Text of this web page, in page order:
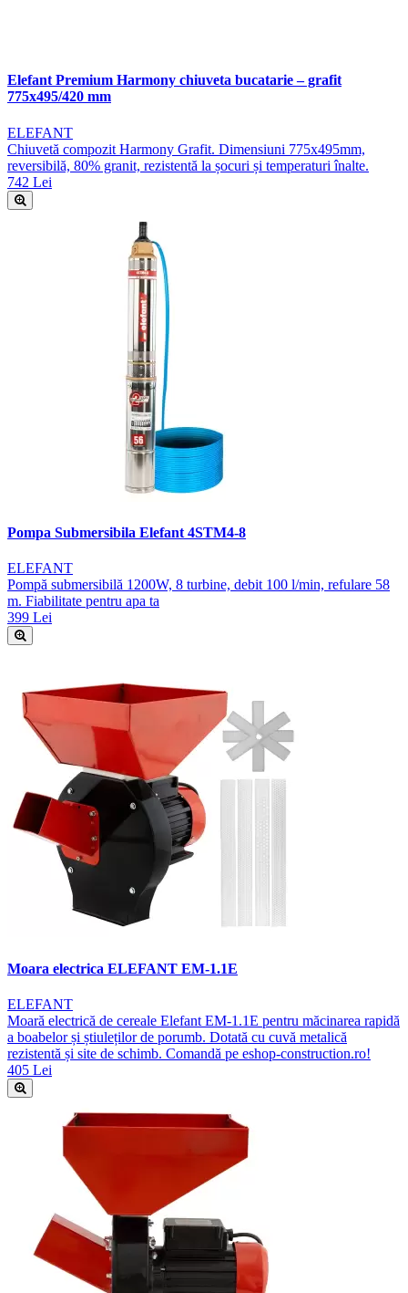
Elefant Premium Harmony chiuveta bucatarie – grafit
775x495/420 mm
ELEFANT
Chiuvetă compozit Harmony Grafit. Dimensiuni 775x495mm,
reversibilă, 80% granit, rezistentă la șocuri și temperaturi înalte.
742 Lei
Pompa Submersibila Elefant 4STM4-8
ELEFANT
Pompă submersibilă 1200W, 8 turbine, debit 100 l/min, refulare 58
m. Fiabilitate pentru apa ta
399 Lei
Moara electrica ELEFANT EM-1.1E
ELEFANT
Moară electrică de cereale Elefant EM-1.1E pentru măcinarea rapidă
a boabelor și știuleților de porumb. Dotată cu cuvă metalică
rezistentă și site de schimb. Comandă pe eshop-construction.ro!
405 Lei